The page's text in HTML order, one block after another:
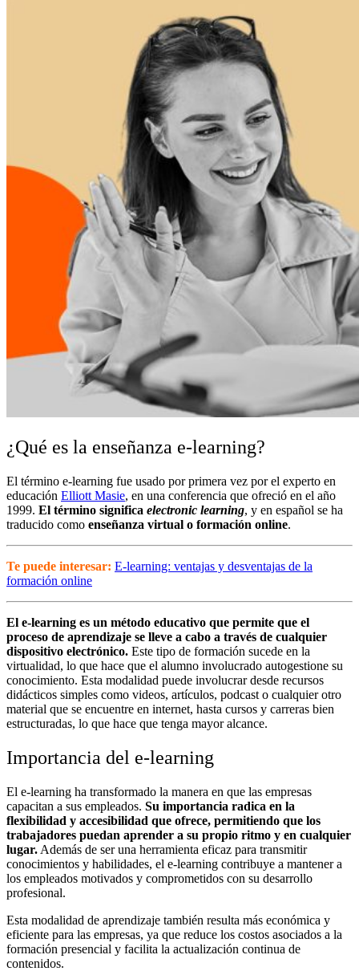
¿Qué es la enseñanza e-learning?
El término e-learning fue usado por primera vez por el experto en
educación Elliott Masie, en una conferencia que ofreció en el año
1999. El término significa electronic learning, y en español se ha
traducido como enseñanza virtual o formación online.
Te puede interesar: E-learning: ventajas y desventajas de la
formación online
El e-learning es un método educativo que permite que el
proceso de aprendizaje se lleve a cabo a través de cualquier
dispositivo electrónico. Este tipo de formación sucede en la
virtualidad, lo que hace que el alumno involucrado autogestione su
conocimiento. Esta modalidad puede involucrar desde recursos
didácticos simples como videos, artículos, podcast o cualquier otro
material que se encuentre en internet, hasta cursos y carreras bien
estructuradas, lo que hace que tenga mayor alcance.
Importancia del e-learning
El e-learning ha transformado la manera en que las empresas
capacitan a sus empleados. Su importancia radica en la
flexibilidad y accesibilidad que ofrece, permitiendo que los
trabajadores puedan aprender a su propio ritmo y en cualquier
lugar. Además de ser una herramienta eficaz para transmitir
conocimientos y habilidades, el e-learning contribuye a mantener a
los empleados motivados y comprometidos con su desarrollo
profesional.
Esta modalidad de aprendizaje también resulta más económica y
eficiente para las empresas, ya que reduce los costos asociados a la
formación presencial y facilita la actualización continua de
contenidos.